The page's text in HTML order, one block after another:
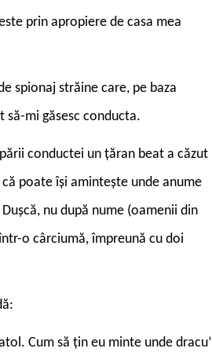
prin apropiere de casa mea
spionaj străine care, pe baza
mi găsesc conducta.
conductei un țăran beat a căzut
poate își amintește unde anume
nu după nume (oamenii din
o cârciumă, împreună cu doi
Cum să țin eu minte unde dracu’